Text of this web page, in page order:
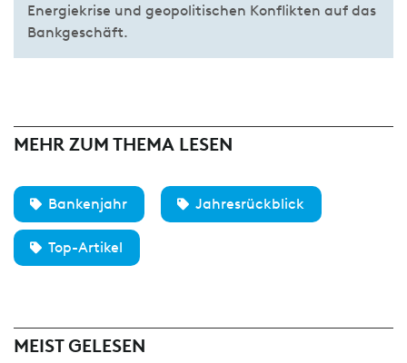
Energiekrise und geopolitischen Konflikten auf das
Bankgeschäft.
MEHR ZUM THEMA LESEN
Bankenjahr Jahresrückblick
Top-Artikel
MEIST GELESEN